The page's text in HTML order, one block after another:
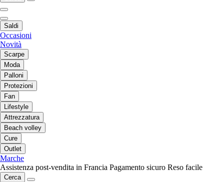
Saldi
Occasioni
Novità
Scarpe
Moda
Palloni
Protezioni
Fan
Lifestyle
Attrezzatura
Beach volley
Cure
Outlet
Marche
Assistenza post-vendita in Francia Pagamento sicuro Reso facile
Cerca